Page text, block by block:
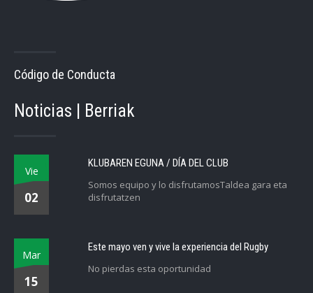
Código de Conducta
Noticias | Berriak
Vie
02
KLUBAREN EGUNA / DÍA DEL CLUB
Somos equipo y lo disfrutamosTaldea gara eta
disfrutatzen
Mar
15
Este mayo ven y vive la experiencia del Rugby
No pierdas esta oportunidad